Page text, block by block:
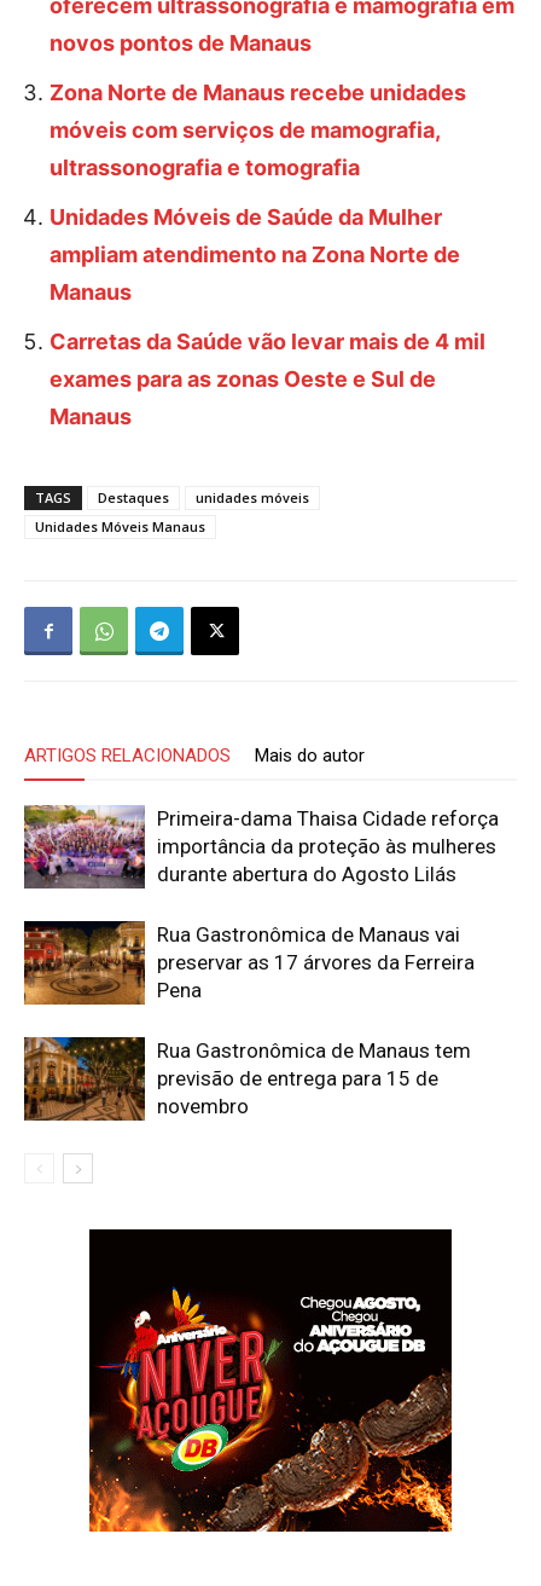
oferecem ultrassonografia e mamografia em
novos pontos de Manaus
Zona Norte de Manaus recebe unidades
móveis com serviços de mamografia,
ultrassonografia e tomografia
Unidades Móveis de Saúde da Mulher
ampliam atendimento na Zona Norte de
Manaus
Carretas da Saúde vão levar mais de 4 mil
exames para as zonas Oeste e Sul de
Manaus
TAGS Destaques
unidades móveis
Unidades Móveis Manaus
ARTIGOS RELACIONADOS Mais do autor
Primeira-dama Thaisa Cidade reforça
importância da proteção às mulheres
durante abertura do Agosto Lilás
Rua Gastronômica de Manaus vai
preservar as 17 árvores da Ferreira
Pena
Rua Gastronômica de Manaus tem
previsão de entrega para 15 de
novembro